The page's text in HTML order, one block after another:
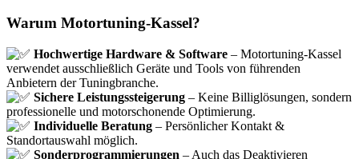
Warum Motortuning-Kassel?
Hochwertige Hardware & Software – Motortuning-Kassel
verwendet ausschließlich Geräte und Tools von führenden
Anbietern der Tuningbranche.
Sichere Leistungssteigerung – Keine Billiglösungen, sondern
professionelle und motorschonende Optimierung.
Individuelle Beratung – Persönlicher Kontakt &
Standortauswahl möglich.
Sonderprogrammierungen – Auch das Deaktivieren